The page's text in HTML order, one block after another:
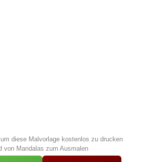
diese Malvorlage kostenlos zu drucken
von Mandalas zum Ausmalen